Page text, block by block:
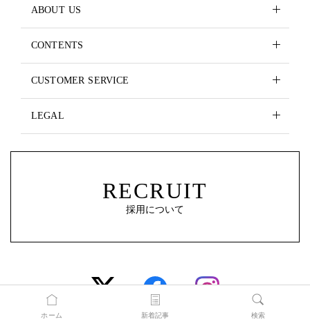
ABOUT US
CONTENTS
CUSTOMER SERVICE
LEGAL
RECRUIT
採用について
ホーム 新着記事 検索